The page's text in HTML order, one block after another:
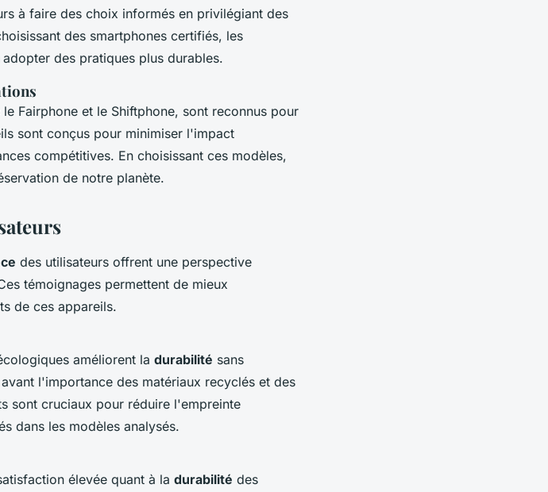
à faire des choix informés en privilégiant des
des smartphones certifiés, les
des pratiques plus durables.
Fairphone et le Shiftphone, sont reconnus pour
sont conçus pour minimiser l'impact
compétitives. En choisissant ces modèles,
de notre planète.
des utilisateurs offrent une perspective
témoignages permettent de mieux
de ces appareils.
améliorent la durabilité sans
l'importance des matériaux recyclés et des
sont cruciaux pour réduire l'empreinte
dans les modèles analysés.
élevée quant à la durabilité des